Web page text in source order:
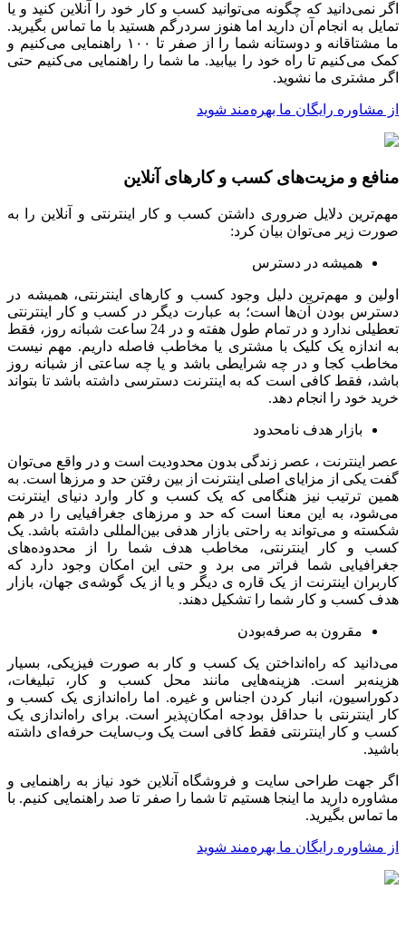
که چگونه می‌توانید کسب و کار خود را آنلاین کنید و یا
به انجام آن دارید اما هنوز سردرگم هستید با ما تماس بگیرید.
ما مشتاقانه و دوستانه شما را از صفر تا ۱۰۰ راهنمایی می‌کنیم و
تا راه خود را بیابید. ما شما را راهنمایی می‌کنیم حتی
ما نشوید.
رایگان ما بهره‌مند شوید
و مزیت‌های کسب و کارهای آنلاین
دلایل ضروری داشتن کسب و کار اینترنتی و آنلاین را به
زیر می‌توان بیان کرد:
همیشه در دسترس
و مهم‌ترین دلیل وجود کسب و کارهای اینترنتی، همیشه در
بودن آن‌ها است؛ به عبارت دیگر در کسب و کار اینترنتی
تعطیلی ندارد و در تمام طول هفته و در 24 ساعت شبانه روز، فقط
یک کلیک با مشتری یا مخاطب فاصله داریم. مهم نیست
کجا و در چه شرایطی باشد و یا چه ساعتی از شبانه روز
فقط کافی است که به اینترنت دسترسی داشته باشد تا بتواند
خود را انجام دهد.
بازار هدف نامحدود
، عصر زندگی بدون محدودیت است و در واقع می‌توان
از مزایای اصلی اینترنت از بین رفتن حد و مرزها است. به
ترتیب نیز هنگامی که یک کسب و کار وارد دنیای اینترنت
به این معنا است که حد و مرزهای جغرافیایی را در هم
و می‌تواند به راحتی بازار هدفی بین‌المللی داشته باشد. یک
و کار اینترنتی، مخاطب هدف شما را از محدوده‌های
شما فراتر می برد و حتی این امکان وجود دارد که
اینترنت از یک قاره ی دیگر و یا از یک گوشه‌ی جهان، بازار
و کار شما را تشکیل دهند.
مقرون به صرفه‌بودن
که راه‌انداختن یک کسب و کار به صورت فیزیکی، بسیار
است. هزینه‌هایی مانند محل کسب و کار، تبلیغات،
انبار کردن اجناس و غیره. اما راه‌اندازی یک کسب و
با حداقل بودجه امکان‌پذیر است. برای راه‌اندازی یک
کار اینترنتی فقط کافی است یک وب‌سایت حرفه‌ای داشته
طراحی سایت و فروشگاه آنلاین خود نیاز به راهنمایی و
دارید ما اینجا هستیم تا شما را صفر تا صد راهنمایی کنیم. با
بگیرید.
رایگان ما بهره‌مند شوید